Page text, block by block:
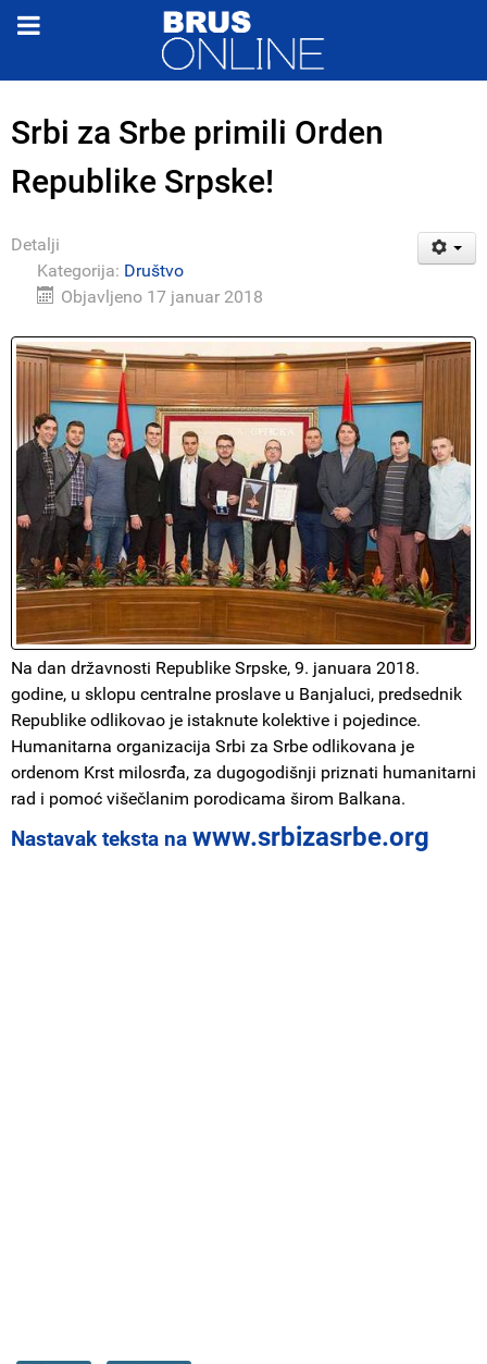
Srbi za Srbe primili Orden
Republike Srpske!
Detalji
Kategorija: Društvo
Objavljeno 17 januar 2018
Na dan državnosti Republike Srpske, 9. januara 2018.
godine, u sklopu centralne proslave u Banjaluci, predsednik
Republike odlikovao je istaknute kolektive i pojedince.
Humanitarna organizacija Srbi za Srbe odlikovana je
ordenom Krst milosrđa, za dugogodišnji priznati humanitarni
rad i pomoć višečlanim porodicama širom Balkana.
Nastavak teksta na www.srbizasrbe.org